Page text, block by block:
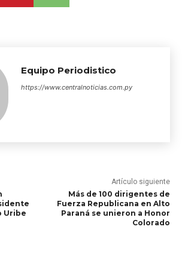
Equipo Periodistico
https://www.centralnoticias.com.py
Uribe
Artículo siguiente
Más de 100 dirigentes de
Fuerza Republicana en Alto
Paraná se unieron a Honor
Colorado